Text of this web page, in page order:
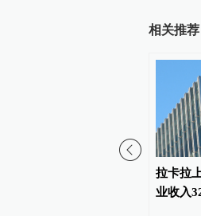
相关推荐
拉卡拉
业收入